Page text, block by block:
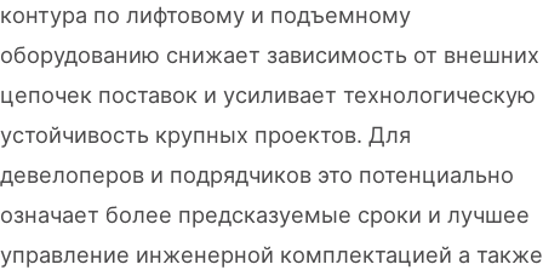
контура по лифтовому и подъемному
оборудованию снижает зависимость от внешних
цепочек поставок и усиливает технологическую
устойчивость крупных проектов. Для
девелоперов и подрядчиков это потенциально
означает более предсказуемые сроки и лучшее
управление инженерной комплектацией а также